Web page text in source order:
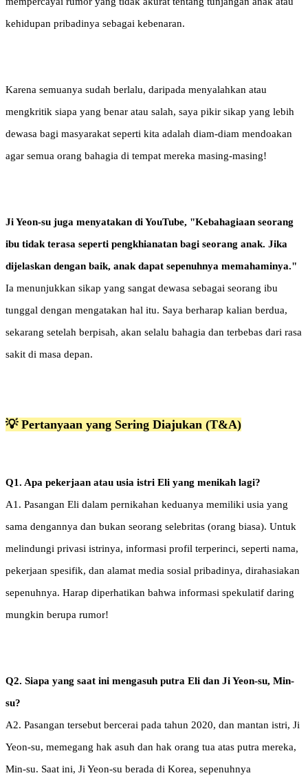
kehidupan pribadinya sebagai kebenaran.
Karena semuanya sudah berlalu, daripada menyalahkan atau
mengkritik siapa yang benar atau salah, saya pikir sikap yang lebih
dewasa bagi masyarakat seperti kita adalah diam-diam mendoakan
agar semua orang bahagia di tempat mereka masing-masing!
Ji Yeon-su juga menyatakan di YouTube, "Kebahagiaan seorang
ibu tidak terasa seperti pengkhianatan bagi seorang anak. Jika
dijelaskan dengan baik, anak dapat sepenuhnya memahaminya."
Ia menunjukkan sikap yang sangat dewasa sebagai seorang ibu
tunggal dengan mengatakan hal itu. Saya berharap kalian berdua,
sekarang setelah berpisah, akan selalu bahagia dan terbebas dari rasa
sakit di masa depan.
💡 Pertanyaan yang Sering Diajukan (T&A)
Q1. Apa pekerjaan atau usia istri Eli yang menikah lagi?
A1. Pasangan Eli dalam pernikahan keduanya memiliki usia yang
sama dengannya dan bukan seorang selebritas (orang biasa). Untuk
melindungi privasi istrinya, informasi profil terperinci, seperti nama,
pekerjaan spesifik, dan alamat media sosial pribadinya, dirahasiakan
sepenuhnya. Harap diperhatikan bahwa informasi spekulatif daring
mungkin berupa rumor!
Q2. Siapa yang saat ini mengasuh putra Eli dan Ji Yeon-su, Min-
su?
A2. Pasangan tersebut bercerai pada tahun 2020, dan mantan istri, Ji
Yeon-su, memegang hak asuh dan hak orang tua atas putra mereka,
Min-su. Saat ini, Ji Yeon-su berada di Korea, sepenuhnya